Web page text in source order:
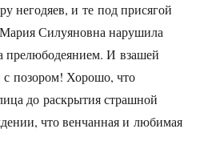
негодяев, и те под присягой
Силуяновна нарушила
прелюбодеянием. И взашей
с позором! Хорошо, что
до раскрытия страшной
что венчанная и любимая